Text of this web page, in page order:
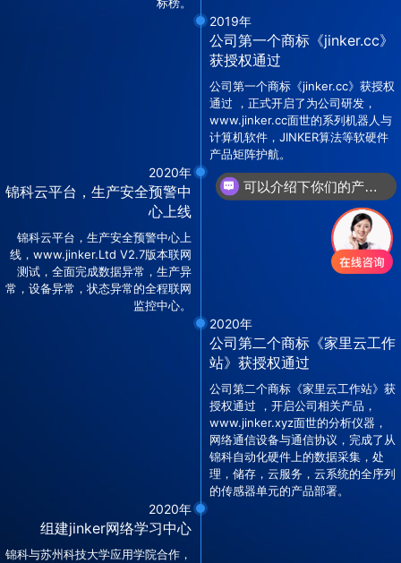
2019年
公司第一个商标《jinker.cc》
获授权通过
公司第一个商标《jinker.cc》获授权
通过 ，正式开启了为公司研发，
www.jinker.cc面世的系列机器人与
计算机软件，JINKER算法等软硬件
产品矩阵护航。
2020年
锦科云平台，生产安全预警中
心上线
锦科云平台，生产安全预警中心上
线，www.jinker.Ltd V2.7版本联网
测试，全面完成数据异常，生产异
常，设备异常，状态异常的全程联网
监控中心。
2020年
公司第二个商标《家里云工作
站》获授权通过
公司第二个商标《家里云工作站》获
授权通过 ，开启公司相关产品，
www.jinker.xyz面世的分析仪器，
网络通信设备与通信协议，完成了从
锦科自动化硬件上的数据采集，处
理，储存，云服务，云系统的全序列
的传感器单元的产品部署。
2020年
组建jinker网络学习中心
锦科与苏州科技大学应用学院合作，
可以介绍下你们的产品么